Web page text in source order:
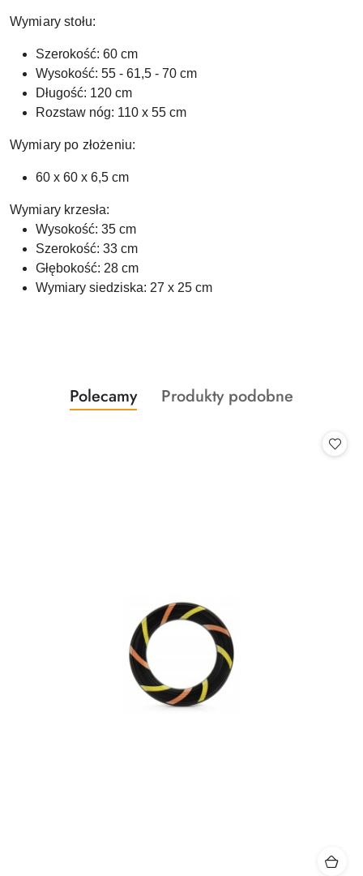
Wymiary stołu:
Szerokość: 60 cm
Wysokość: 55 - 61,5 - 70 cm
Długość: 120 cm
Rozstaw nóg: 110 x 55 cm
Wymiary po złożeniu:
60 x 60 x 6,5 cm
Wymiary krzesła:
Wysokość: 35 cm
Szerokość: 33 cm
Głębokość: 28 cm
Wymiary siedziska: 27 x 25 cm
Pomiń karuzelę produktów
Produkty
o
Polecamy
Produkty
Produkty podobne